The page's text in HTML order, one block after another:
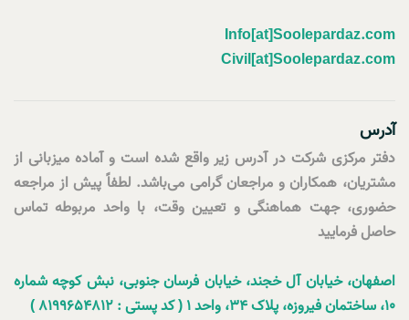
Info[at]Soolepardaz.com
Civil[at]Soolepardaz.com
آدرس
دفتر مرکزی شرکت در آدرس زیر واقع شده است و آماده میزبانی از
مشتریان، همکاران و مراجعان گرامی می‌باشد. لطفاً پیش از مراجعه
حضوری، جهت هماهنگی و تعیین وقت، با واحد مربوطه تماس
حاصل فرمایید
اصفهان، خیابان آل خجند، خیابان فرسان جنوبی، نبش کوچه شماره
10، ساختمان فیروزه، پلاک 34، واحد 1 ( کد پستی : 8199654812 )